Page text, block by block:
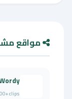
مواقع مشابهة
clips...